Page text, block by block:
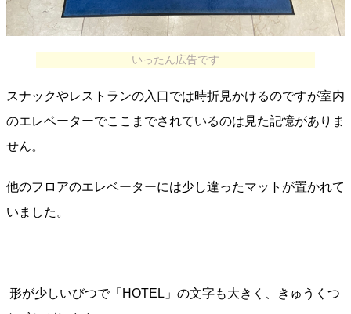
いったん広告です
スナックやレストランの入口では時折見かけるのですが室内
のエレベーターでここまでされているのは見た記憶がありま
せん。
他のフロアのエレベーターには少し違ったマットが置かれて
いました。
形が少しいびつで「HOTEL」の文字も大きく、きゅうくつ